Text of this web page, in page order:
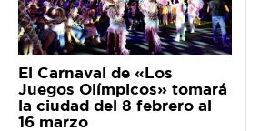
El Carnaval de «Los
Juegos Olímpicos» tomará
la ciudad del 8 febrero al
16 marzo